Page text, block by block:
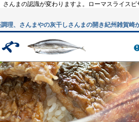
さんまの認識が変わりますよ。ローマスライス
理、さんまやの灰干しさんまの開き紀州雑賀崎